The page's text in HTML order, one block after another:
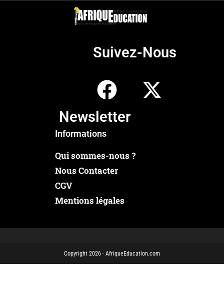
Suivez-Nous
Newsletter
Informations
Qui sommes-nous ?
Nous Contacter
CGV
Mentions légales
Copyright 2026 - AfriqueEducation.com